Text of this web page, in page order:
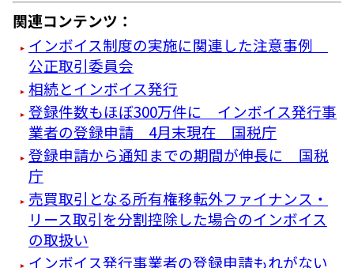
関連コンテンツ：
インボイス制度の実施に関連した注意事例
公正取引委員会
相続とインボイス発行
登録件数もほぼ300万件に インボイス発行事
業者の登録申請 4月末現在 国税庁
登録申請から通知までの期間が伸長に 国税
庁
売買取引となる所有権移転外ファイナンス・
リース取引を分割控除した場合のインボイス
の取扱い
インボイス発行事業者の登録申請もれがない